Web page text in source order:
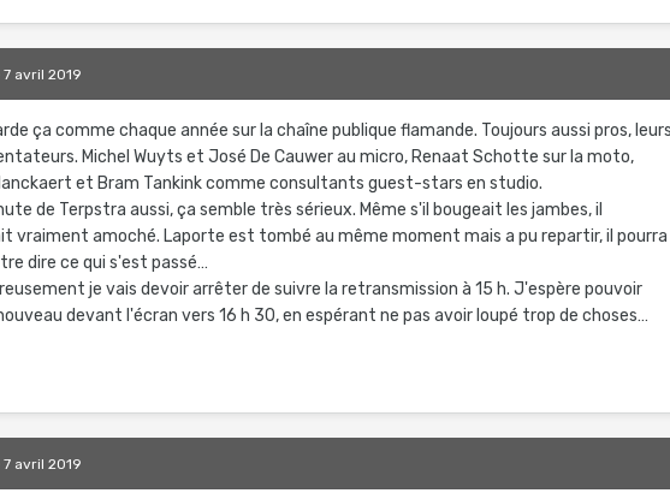
7 avril 2019
ça comme chaque année sur la chaîne publique flamande. Toujours aussi pros,
Michel Wuyts et José De Cauwer au micro, Renaat Schotte sur la moto,
et Bram Tankink comme consultants guest-stars en studio.
de Terpstra aussi, ça semble très sérieux. Même s'il bougeait les jambes, il
vraiment amoché. Laporte est tombé au même moment mais a pu repartir, il pourra
dire ce qui s'est passé…
je vais devoir arrêter de suivre la retransmission à 15 h. J'espère pouvoir
devant l'écran vers 16 h 30, en espérant ne pas avoir loupé trop de choses…
7 avril 2019